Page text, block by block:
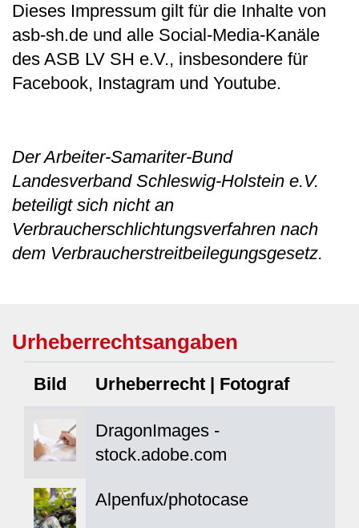
Dieses Impressum gilt für die Inhalte von
asb-​sh.de und alle Social-​Media-​Kanäle
des ASB LV SH e.V., insbesondere für
Facebook, Instagram und Youtube.
Der Arbeiter-Samariter-Bund
Landesverband Schleswig-Holstein e.V.
beteiligt sich nicht an
Verbraucherschlichtungsverfahren nach
dem Verbraucherstreitbeilegungsgesetz.
Urheberrechtsangaben
Bild Urheberrecht | Fotograf
DragonImages -
stock.adobe.com
Alpenfux/photocase